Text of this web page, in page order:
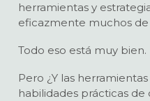
herramientas y
eficazmente muchos
Todo eso está muy bien.
Pero ¿Y las
habilidades prácticas